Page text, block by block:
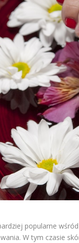
popularne
W tym czasie